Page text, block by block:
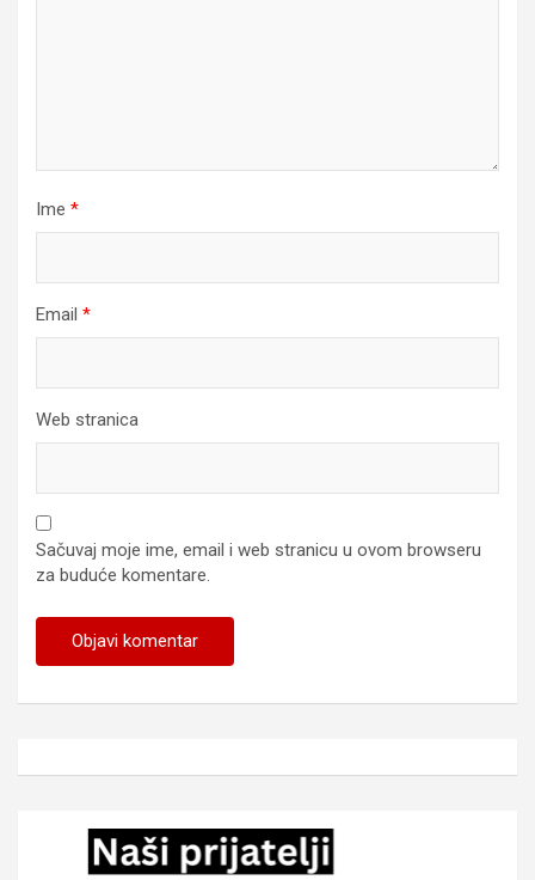
Ime *
Email *
Web stranica
Sačuvaj moje ime, email i web stranicu u ovom browseru
za buduće komentare.